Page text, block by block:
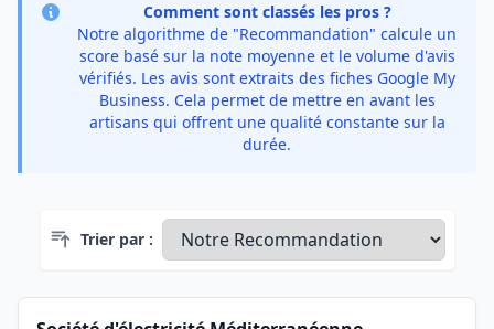
Comment sont classés les pros ?
Notre algorithme de "Recommandation" calcule un
score basé sur la note moyenne et le volume d'avis
vérifiés. Les avis sont extraits des fiches Google My
Business. Cela permet de mettre en avant les
artisans qui offrent une qualité constante sur la
durée.
Trier par :